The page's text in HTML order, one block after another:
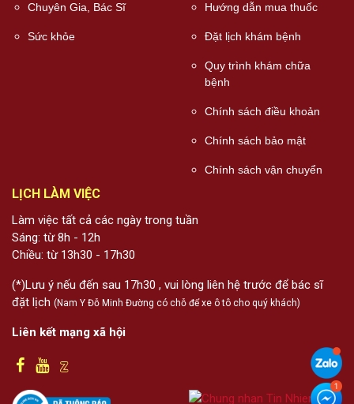
Chuyên Gia, Bác Sĩ
Sức khỏe
Hướng dẫn mua thuốc
Đặt lịch khám bệnh
Quy trình khám chữa
bệnh
Chính sách điều khoản
Chính sách bảo mật
Chính sách vận chuyển
LỊCH LÀM VIỆC
Làm việc tất cả các ngày trong tuần
Sáng: từ 8h - 12h
Chiều: từ 13h30 - 17h30
(*)Lưu ý nếu đến sau 17h30 , vui lòng liên hệ trước để bác sĩ
đặt lịch (Nam Y Đỗ Minh Đường có chỗ để xe ô tô cho quý khách)
Liên kết mạng xã hội